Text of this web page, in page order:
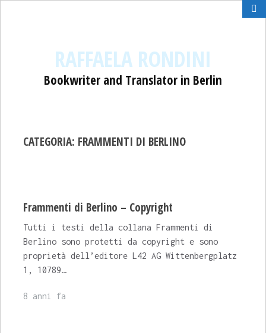
RAFFAELA RONDINI
Bookwriter and Translator in Berlin
CATEGORIA: FRAMMENTI DI BERLINO
Frammenti di Berlino – Copyright
Tutti i testi della collana Frammenti di
Berlino sono protetti da copyright e sono
proprietà dell’editore L42 AG Wittenbergplatz
1, 10789…
8 anni fa